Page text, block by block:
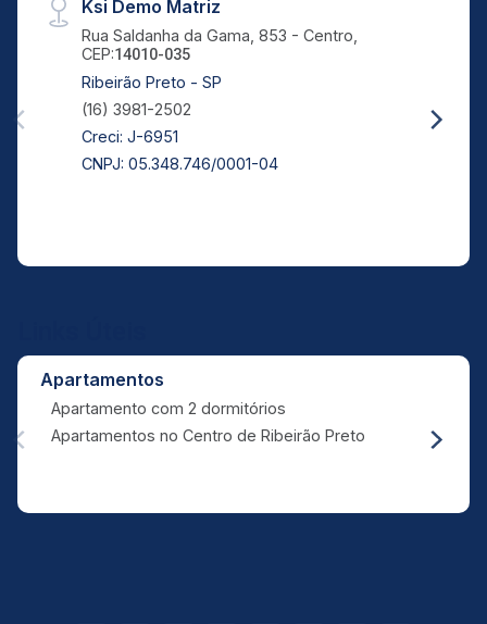
Ksi Demo Matriz
Rua Saldanha da Gama, 853 - Centro,
CEP:14010-035
Ribeirão Preto - SP
(16) 3981-2502
Creci: J-6951
CNPJ: 05.348.746/0001-04
Apartamentos
Apartamento com 2 dormitórios
Apartamentos no Centro de Ribeirão Preto